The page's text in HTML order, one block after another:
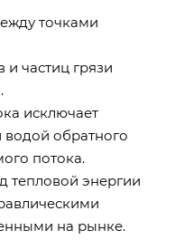
точками
частиц грязи
исключает
обратного
потока.
тепловой энергии
на рынке.